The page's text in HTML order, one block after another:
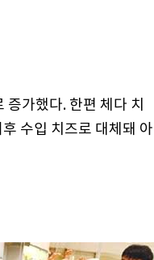
가했다. 한편 체다 치
수입 치즈로 대체돼 아